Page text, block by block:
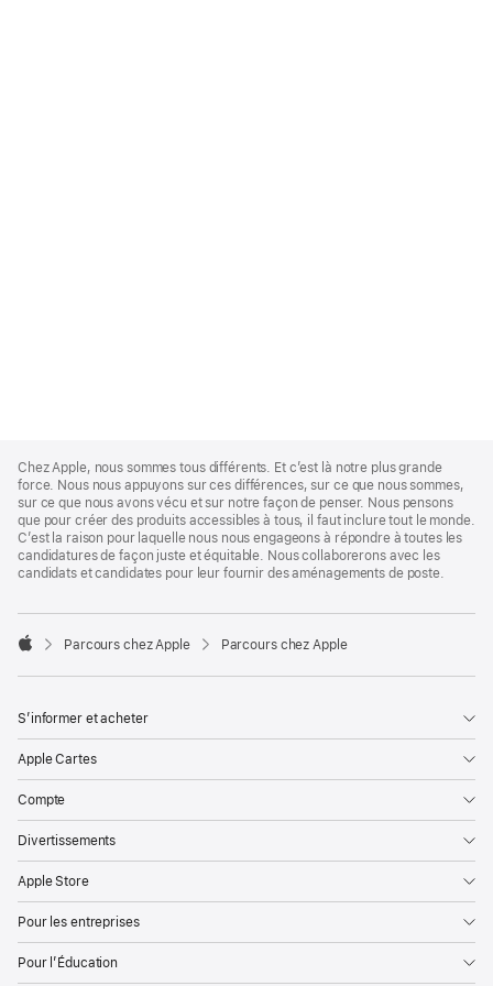
Footer
Chez Apple, nous sommes tous différents. Et c’est là notre plus grande
force. Nous nous appuyons sur ces différences, sur ce que nous sommes,
sur ce que nous avons vécu et sur notre façon de penser. Nous pensons
que pour créer des produits accessibles à tous, il faut inclure tout le monde.
C’est la raison pour laquelle nous nous engageons à répondre à toutes les
candidatures de façon juste et équitable. Nous collaborerons avec les
candidats et candidates pour leur fournir des aménagements de poste.

Parcours chez Apple Parcours chez Apple
S’informer et acheter
Apple Cartes
Compte
Divertissements
Apple Store
Pour les entreprises
Pour l’Éducation